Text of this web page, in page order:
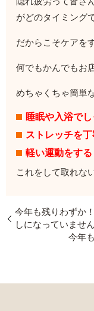
がどのタイミング
だからこそケアを
何でもかんでもお
めちゃくちゃ簡単
睡眠や入浴で
ストレッチを
軽い運動をする
これをして取れな
今年も残りわずか
しになっていませ
今年